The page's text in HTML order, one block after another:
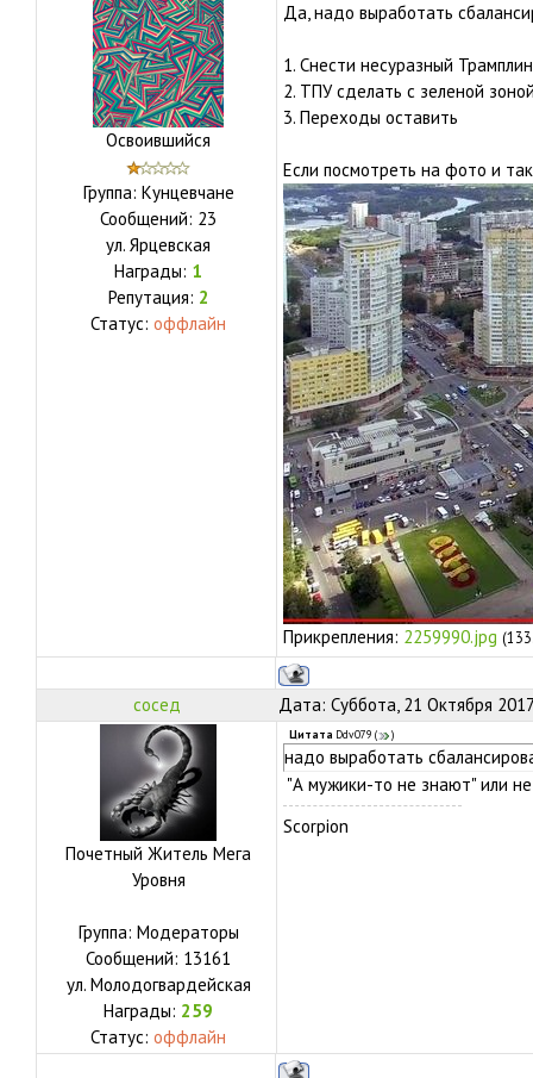
Освоившийся
Группа: Кунцевчане
Сообщений: 23
ул. Ярцевская
Награды: 1
Репутация: 2
Статус: оффлайн
Да, надо выработать
1. Снести несуразный
2. ТПУ сделать с зеленой
3. Переходы оставить
Если посмотреть на фото и
Прикрепления: 2259990.jpg
сосед Дата: Суббота, 21 Октября
Почетный Житель Мега
Уровня
Группа: Модераторы
Сообщений: 13161
ул. Молодогвардейская
Награды: 259
Статус: оффлайн
Цитата Ddv079 ( )
надо выработать
"А мужики-то не знают" или
Scorpion